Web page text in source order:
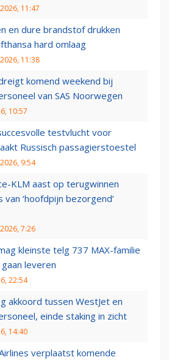
11:47
en dure brandstof drukken
hard omlaag
11:38
komend weekend bij
van SAS Noorwegen
10:57
testvlucht voor
Russisch passagierstoestel
9:54
KLM aast op terugwinnen
van ‘hoofdpijn bezorgend’
7:26
kleinste telg 737 MAX-familie
leveren
22:54
akkoord tussen WestJet en
einde staking in zicht
14:40
verplaatst komende